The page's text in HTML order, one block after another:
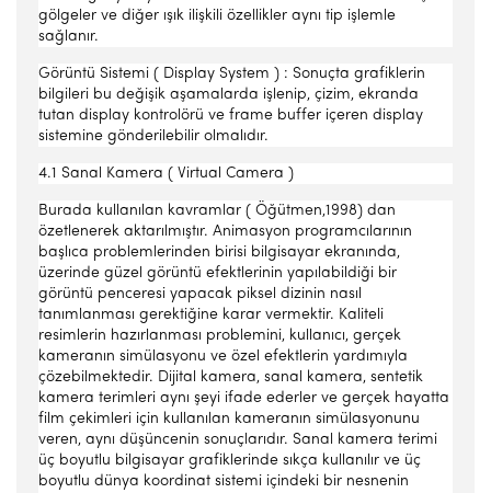
gölgeler ve diğer ışık ilişkili özellikler aynı tip işlemle
sağlanır.
Görüntü Sistemi ( Display System ) : Sonuçta grafiklerin
bilgileri bu değişik aşamalarda işlenip, çizim, ekranda
tutan display kontrolörü ve frame buffer içeren display
sistemine gönderilebilir olmalıdır.
4.1 Sanal Kamera ( Virtual Camera )
Burada kullanılan kavramlar ( Öğütmen,1998) dan
özetlenerek aktarılmıştır. Animasyon programcılarının
başlıca problemlerinden birisi bilgisayar ekranında,
üzerinde güzel görüntü efektlerinin yapılabildiği bir
görüntü penceresi yapacak piksel dizinin nasıl
tanımlanması gerektiğine karar vermektir. Kaliteli
resimlerin hazırlanması problemini, kullanıcı, gerçek
kameranın simülasyonu ve özel efektlerin yardımıyla
çözebilmektedir. Dijital kamera, sanal kamera, sentetik
kamera terimleri aynı şeyi ifade ederler ve gerçek hayatta
film çekimleri için kullanılan kameranın simülasyonunu
veren, aynı düşüncenin sonuçlarıdır. Sanal kamera terimi
üç boyutlu bilgisayar grafiklerinde sıkça kullanılır ve üç
boyutlu dünya koordinat sistemi içindeki bir nesnenin